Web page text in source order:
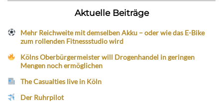
Aktuelle Beiträge
Mehr Reichweite mit demselben Akku – oder wie das E-Bike
zum rollenden Fitnessstudio wird
Kölns Oberbürgermeister will Drogenhandel in geringen
Mengen noch ermöglichen
The Casualties live in Köln
Der Ruhrpilot